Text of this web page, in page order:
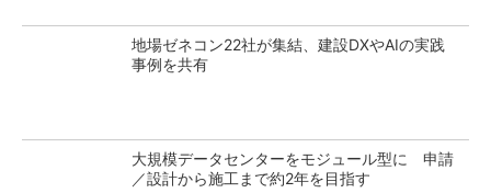
地場ゼネコン22社が集結、建設DXやAIの実践
事例を共有
大規模データセンターをモジュール型に 申請
／設計から施工まで約2年を目指す